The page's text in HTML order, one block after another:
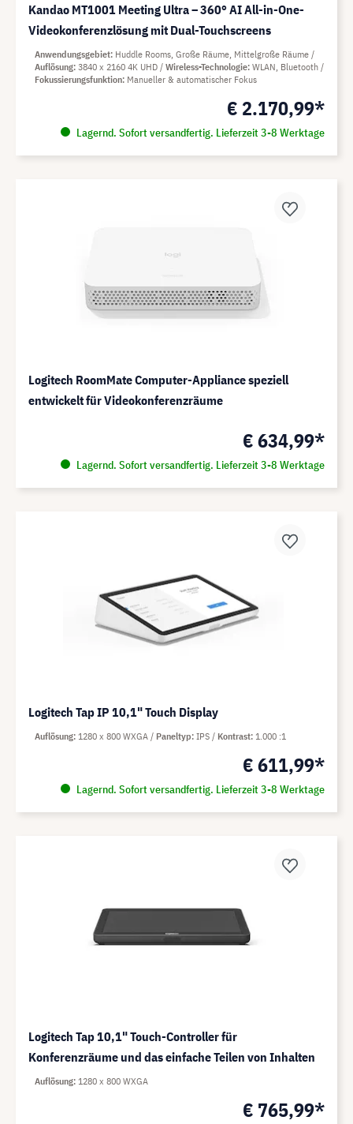
Kandao MT1001 Meeting Ultra – 360° AI All-in-One-
Videokonferenzlösung mit Dual-Touchscreens
€ 2.170,99*
Lagernd. Sofort versandfertig. Lieferzeit 3-8 Werktage
Anwendungsgebiet Huddle Rooms, Große Räume, Mittelgroße Räume
Auflösung 3840 x 2160 4K UHD Wireless-Technologie WLAN, Bluetooth
Fokussierungsfunktion Manueller & automatischer Fokus
Logitech RoomMate Computer-Appliance speziell
entwickelt für Videokonferenzräume
€ 634,99*
Lagernd. Sofort versandfertig. Lieferzeit 3-8 Werktage
Logitech Tap IP 10,1" Touch Display
€ 611,99*
Lagernd. Sofort versandfertig. Lieferzeit 3-8 Werktage
Auflösung 1280 x 800 WXGA Paneltyp IPS Kontrast 1.000 :1
Logitech Tap 10,1" Touch-Controller für
Konferenzräume und das einfache Teilen von Inhalten
€ 765,99*
Auflösung 1280 x 800 WXGA